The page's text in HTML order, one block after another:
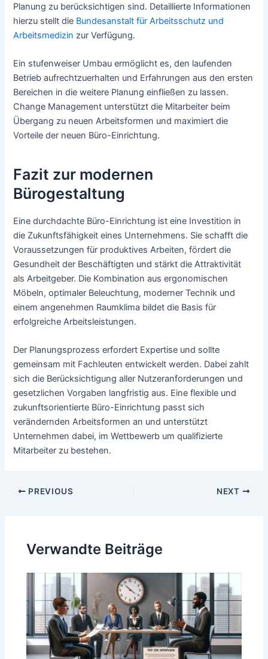
Planung zu berücksichtigen sind. Detaillierte Informationen
hierzu stellt die Bundesanstalt für Arbeitsschutz und
Arbeitsmedizin zur Verfügung.
Ein stufenweiser Umbau ermöglicht es, den laufenden
Betrieb aufrechtzuerhalten und Erfahrungen aus den ersten
Bereichen in die weitere Planung einfließen zu lassen.
Change Management unterstützt die Mitarbeiter beim
Übergang zu neuen Arbeitsformen und maximiert die
Vorteile der neuen Büro-Einrichtung.
Fazit zur modernen
Bürogestaltung
Eine durchdachte Büro-Einrichtung ist eine Investition in
die Zukunftsfähigkeit eines Unternehmens. Sie schafft die
Voraussetzungen für produktives Arbeiten, fördert die
Gesundheit der Beschäftigten und stärkt die Attraktivität
als Arbeitgeber. Die Kombination aus ergonomischen
Möbeln, optimaler Beleuchtung, moderner Technik und
einem angenehmen Raumklima bildet die Basis für
erfolgreiche Arbeitsleistungen.
Der Planungsprozess erfordert Expertise und sollte
gemeinsam mit Fachleuten entwickelt werden. Dabei zahlt
sich die Berücksichtigung aller Nutzeranforderungen und
gesetzlichen Vorgaben langfristig aus. Eine flexible und
zukunftsorientierte Büro-Einrichtung passt sich
verändernden Arbeitsformen an und unterstützt
Unternehmen dabei, im Wettbewerb um qualifizierte
Mitarbeiter zu bestehen.
Post
PREVIOUS NEXT
Verwandte Beiträge